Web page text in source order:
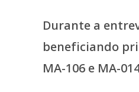
Durante a
beneficiando
MA-106 e MA-